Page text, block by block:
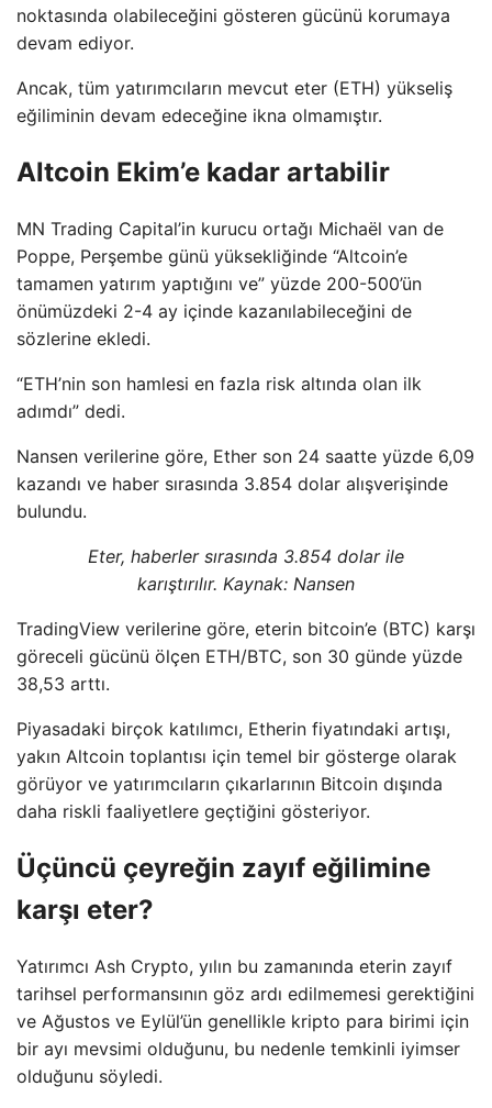
noktasında olabileceğini gösteren gücünü korumaya
devam ediyor.
Ancak, tüm yatırımcıların mevcut eter (ETH) yükseliş
eğiliminin devam edeceğine ikna olmamıştır.
Altcoin Ekim’e kadar artabilir
MN Trading Capital’in kurucu ortağı Michaël van de
Poppe, Perşembe günü yüksekliğinde “Altcoin’e
tamamen yatırım yaptığını ve” yüzde 200-500’ün
önümüzdeki 2-4 ay içinde kazanılabileceğini de
sözlerine ekledi.
“ETH’nin son hamlesi en fazla risk altında olan ilk
adımdı” dedi.
Nansen verilerine göre, Ether son 24 saatte yüzde 6,09
kazandı ve haber sırasında 3.854 dolar alışverişinde
bulundu.
Eter, haberler sırasında 3.854 dolar ile
karıştırılır. Kaynak: Nansen
TradingView verilerine göre, eterin bitcoin’e (BTC) karşı
göreceli gücünü ölçen ETH/BTC, son 30 günde yüzde
38,53 arttı.
Piyasadaki birçok katılımcı, Etherin fiyatındaki artışı,
yakın Altcoin toplantısı için temel bir gösterge olarak
görüyor ve yatırımcıların çıkarlarının Bitcoin dışında
daha riskli faaliyetlere geçtiğini gösteriyor.
Üçüncü çeyreğin zayıf eğilimine
karşı eter?
Yatırımcı Ash Crypto, yılın bu zamanında eterin zayıf
tarihsel performansının göz ardı edilmemesi gerektiğini
ve Ağustos ve Eylül’ün genellikle kripto para birimi için
bir ayı mevsimi olduğunu, bu nedenle temkinli iyimser
olduğunu söyledi.